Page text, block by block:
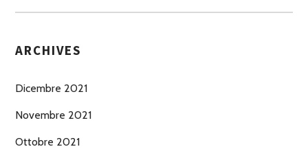
ARCHIVES
Dicembre 2021
Novembre 2021
Ottobre 2021